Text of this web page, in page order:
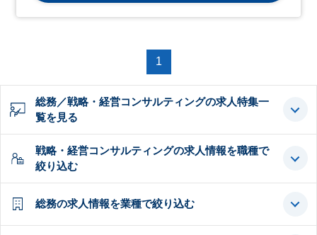
1
総務／戦略・経営コンサルティングの求人特集一
覧を見る
戦略・経営コンサルティングの求人情報を職種で
絞り込む
総務の求人情報を業種で絞り込む